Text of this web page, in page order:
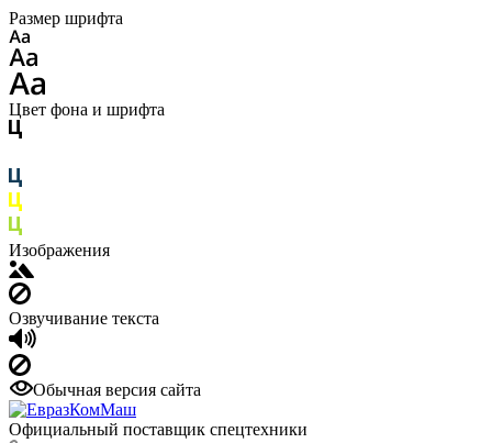
Размер шрифта
Цвет фона и шрифта
Изображения
Озвучивание текста
Обычная версия сайта
Официальный поставщик спецтехники